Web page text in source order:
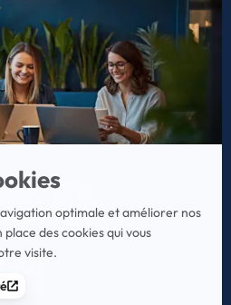
cookies
de Santé